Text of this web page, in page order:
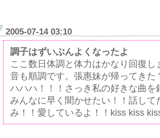
2005-07-14 03:10
調子はずいぶんよくなったよ
ここ数日体調と体力はかなり回復
音も順調です。張惠妹が帰ってきた
ハハハ！！！さっき私の好きな曲を
みんなに早く聞かせたい！！話し
み！！愛しているよ！！kiss kiss